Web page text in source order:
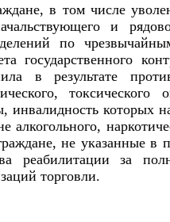
в том числе
и
по
государственного
в результате
инвалидность которых
алкогольного,
не указанные в
реабилитации за
торговли.